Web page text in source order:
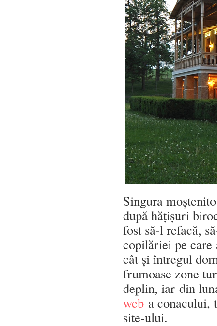
Singura
după hățișuri
fost să-l refacă,
copilăriei pe care
cât și întregul
frumoase zone
deplin, iar din
web a conacului,
site-ului.